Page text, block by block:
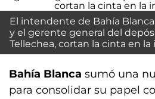
El intendente de Bahía
y el gerente general del
Tellechea, cortan la cinta en
Bahía Blanca sumó una
para consolidar su papel